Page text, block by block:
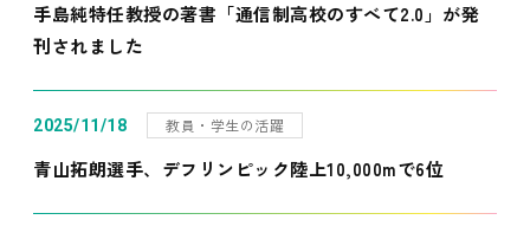
手島純特任教授の著書「通信制高校のすべて2.0」が発
刊されました
2025/11/18 教員・学生の活躍
青山拓朗選手、デフリンピック陸上10,000mで6位